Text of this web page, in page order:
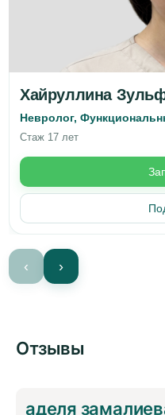
Хайруллина
Невролог,
Стаж 17 лет
‹ ›
Отзывы
аделя